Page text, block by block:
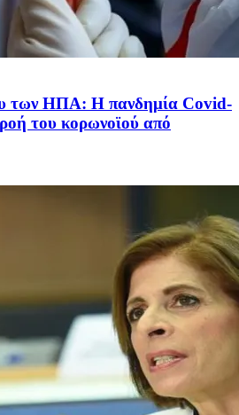
των ΗΠΑ: Η πανδημία Covid-
του κορωνοϊού από